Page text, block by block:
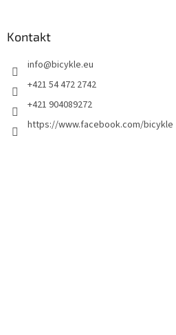
Kontakt
info@bicykle.eu
+421 54 472 2742
+421 904089272
https://www.facebook.com/bicykle